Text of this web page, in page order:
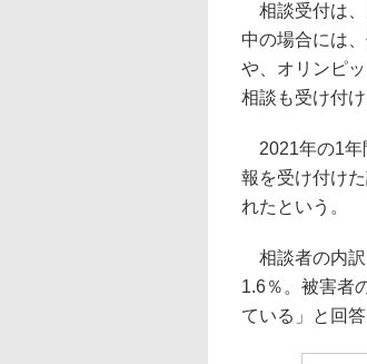
相談受付は、
中の場合には
や、オリンピ
相談も受け付
2021年の1年
報を受け付け
れたという。
相談者の内訳
1.6％。被害者
ている」と回答